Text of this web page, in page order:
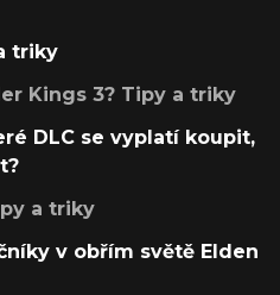
triky
Kings 3? Tipy a triky
DLC se vyplatí koupit,
a triky
v obřím světě Elden